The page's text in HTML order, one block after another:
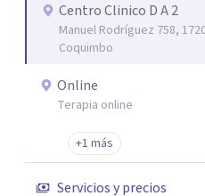
Centro Clinico D A 2
Manuel Rodríguez 758,
Coquimbo
Online
Terapia online
+1 más
Servicios y precios